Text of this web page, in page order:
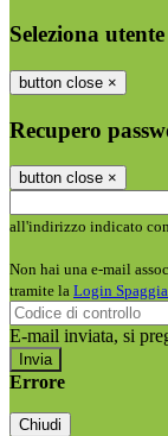
Seleziona utente
button close ×
Recupero
button close ×
all'indirizzo indicato
Non hai una e-mail
tramite la Login
E-mail inviata, si
Errore
Chiudi